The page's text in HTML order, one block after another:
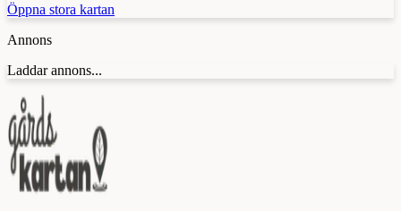
Öppna stora kartan
Annons
Laddar annons...